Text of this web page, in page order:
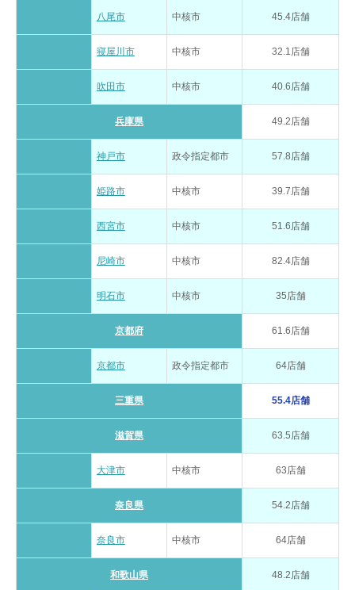
八尾市 中核市 45.4店舗
寝屋川市 中核市 32.1店舗
吹田市 中核市 40.6店舗
兵庫県 49.2店舗
神戸市 政令指定都市 57.8店舗
姫路市 中核市 39.7店舗
西宮市 中核市 51.6店舗
尼崎市 中核市 82.4店舗
明石市 中核市 35店舗
京都府 61.6店舗
京都市 政令指定都市 64店舗
三重県 55.4店舗
滋賀県 63.5店舗
大津市 中核市 63店舗
奈良県 54.2店舗
奈良市 中核市 64店舗
和歌山県 48.2店舗